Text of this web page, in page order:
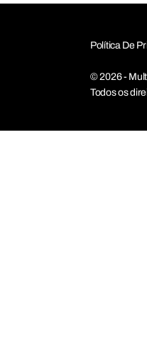
Política De
© 2026 -
Todos os